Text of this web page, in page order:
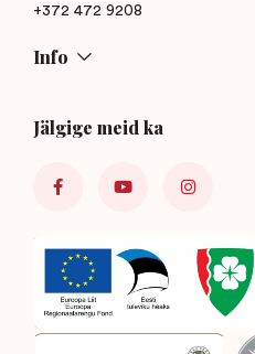
+372 472 9208
Info
Jälgige meid ka